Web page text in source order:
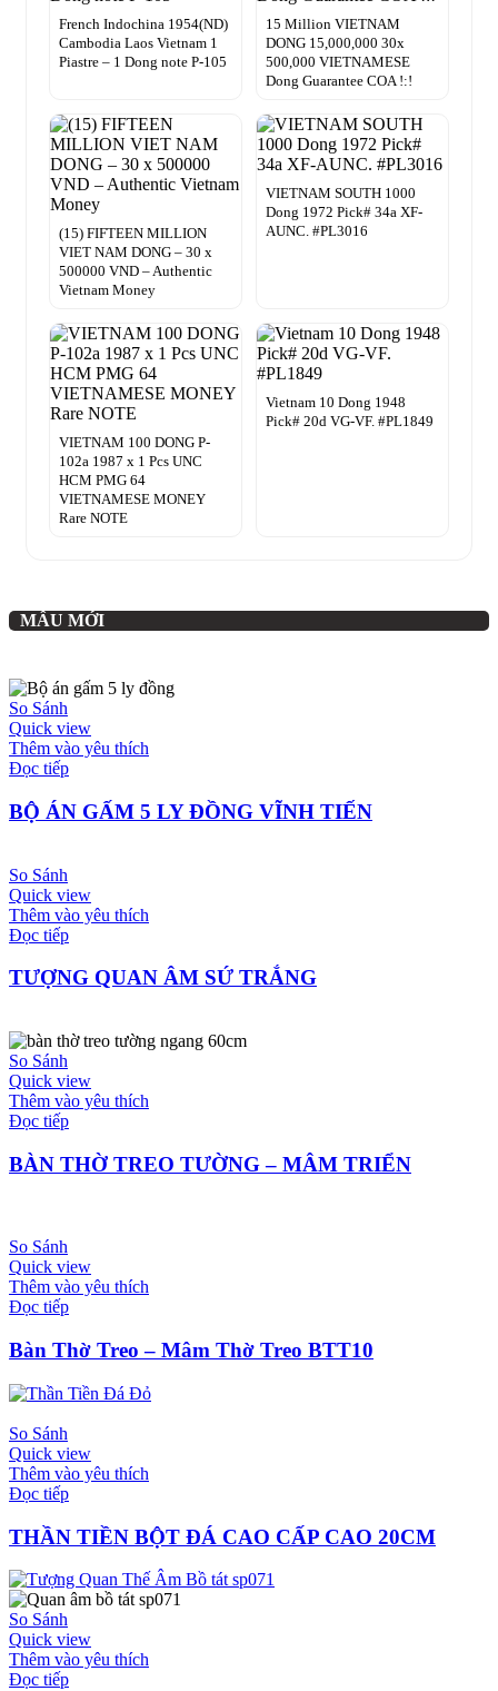
French Indochina 1954(ND)
Cambodia Laos Vietnam 1
Piastre – 1 Dong note P-105
15 Million VIETNAM
DONG 15,000,000 30x
500,000 VIETNAMESE
Dong Guarantee COA !:!
(15) FIFTEEN MILLION
VIET NAM DONG – 30 x
500000 VND – Authentic
Vietnam Money
VIETNAM SOUTH 1000
Dong 1972 Pick# 34a XF-
AUNC. #PL3016
VIETNAM 100 DONG P-
102a 1987 x 1 Pcs UNC
HCM PMG 64
VIETNAMESE MONEY
Rare NOTE
Vietnam 10 Dong 1948
Pick# 20d VG-VF. #PL1849
MẪU MỚI
So Sánh
Quick view
Thêm vào yêu thích
Đọc tiếp
BỘ ÁN GẤM 5 LY ĐỒNG VĨNH TIẾN
So Sánh
Quick view
Thêm vào yêu thích
Đọc tiếp
TƯỢNG QUAN ÂM SỨ TRẮNG
So Sánh
Quick view
Thêm vào yêu thích
Đọc tiếp
BÀN THỜ TREO TƯỜNG – MÂM TRIỂN
So Sánh
Quick view
Thêm vào yêu thích
Đọc tiếp
Bàn Thờ Treo – Mâm Thờ Treo BTT10
So Sánh
Quick view
Thêm vào yêu thích
Đọc tiếp
THẦN TIỀN BỘT ĐÁ CAO CẤP CAO 20CM
So Sánh
Quick view
Thêm vào yêu thích
Đọc tiếp